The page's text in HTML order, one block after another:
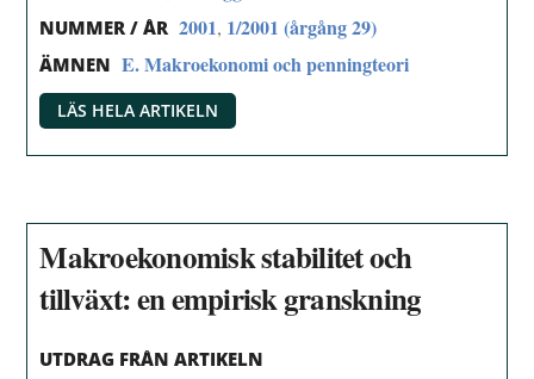
NUMMER / ÅR 2001, 1/2001 (årgång 29)
ÄMNEN E. Makroekonomi och penningteori
LÄS HELA ARTIKELN
Makroekonomisk stabilitet och
tillväxt: en empirisk granskning
UTDRAG FRÅN ARTIKELN